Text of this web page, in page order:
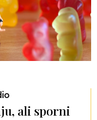
ali sporni